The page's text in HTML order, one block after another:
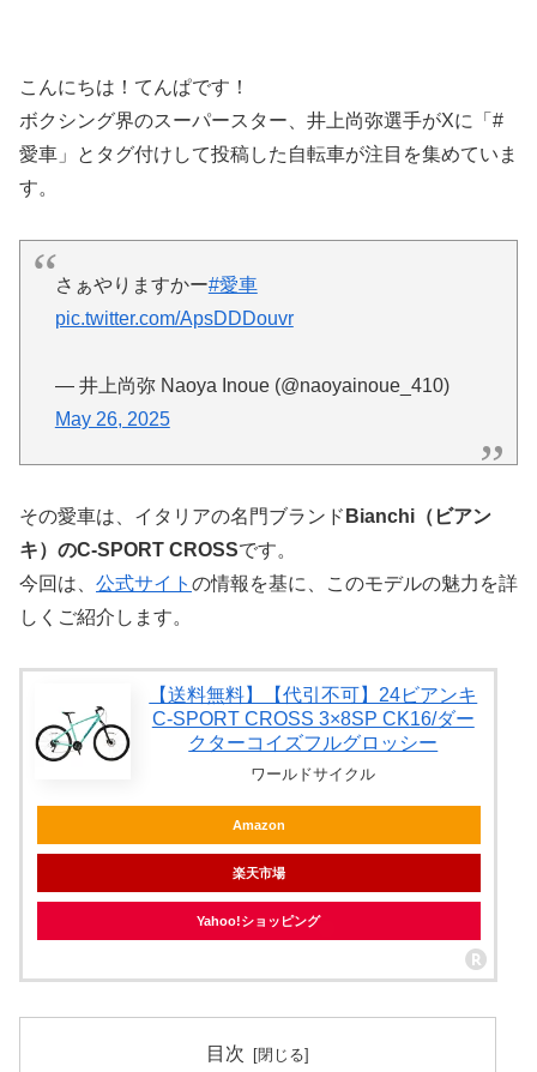
こんにちは！てんぱです！
ボクシング界のスーパースター、井上尚弥選手がXに「#
愛車」とタグ付けして投稿した自転車が注目を集めていま
す。
さぁやりますかー#愛車
pic.twitter.com/ApsDDDouvr
— 井上尚弥 Naoya Inoue (@naoyainoue_410)
May 26, 2025
その愛車は、イタリアの名門ブランド Bianchi（ビアン
キ）のC-SPORT CROSSです。
今回は、 公式サイト の情報を基に、このモデルの魅力を詳
しくご紹介します。
【送料無料】【代引不可】24ビアンキ
C-SPORT CROSS 3×8SP CK16/ダー
クターコイズフルグロッシー
ワールドサイクル
Amazon
楽天市場
Yahoo!ショッピング
目次